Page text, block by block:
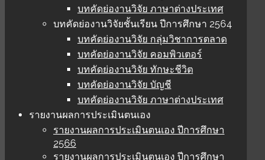
บทคัดย่องานวิจัย ภาษาต่างประเทศ
บทคัดย่องานวิจัยชั้นเรียน ปีการศึกษา 2564
บทคัดย่องานวิจัย กลุ่มวิชาการตลาด
บทคัดย่องานวิจัย คอมพิวเตอร์
บทคัดย่องานวิจัย ทักษะชีวิต
บทคัดย่องานวิจัย บัญชี
บทคัดย่องานวิจัย ภาษาต่างประเทศ
รายงานผลการประเมินตนเอง
รายงานผลการประเมินตนเอง ปีการศึกษา
2566
รายงานผลการประเมินตนเอง ปีการศึกษา